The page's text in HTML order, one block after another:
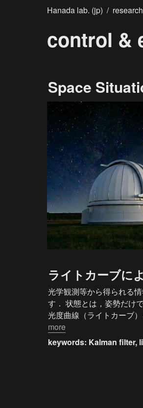
Hanada lab. (jp) / research
control &
Space
ライトカーブに
光学観測等から得られる
す． 状態とは，姿勢だけ
光度曲線（ライトカーブ
more
keywords: Kalman filter,